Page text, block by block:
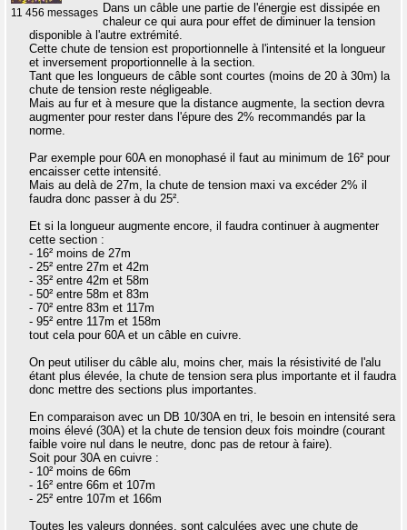
11 456 messages Dans un câble une partie de l'énergie est dissipée en
chaleur ce qui aura pour effet de diminuer la tension
disponible à l'autre extrémité.
Cette chute de tension est proportionnelle à l'intensité et la longueur
et inversement proportionnelle à la section.
Tant que les longueurs de câble sont courtes (moins de 20 à 30m) la
chute de tension reste négligeable.
Mais au fur et à mesure que la distance augmente, la section devra
augmenter pour rester dans l'épure des 2% recommandés par la
norme.
Par exemple pour 60A en monophasé il faut au minimum de 16² pour
encaisser cette intensité.
Mais au delà de 27m, la chute de tension maxi va excéder 2% il
faudra donc passer à du 25².
Et si la longueur augmente encore, il faudra continuer à augmenter
cette section :
- 16² moins de 27m
- 25² entre 27m et 42m
- 35² entre 42m et 58m
- 50² entre 58m et 83m
- 70² entre 83m et 117m
- 95² entre 117m et 158m
tout cela pour 60A et un câble en cuivre.
On peut utiliser du câble alu, moins cher, mais la résistivité de l'alu
étant plus élevée, la chute de tension sera plus importante et il faudra
donc mettre des sections plus importantes.
En comparaison avec un DB 10/30A en tri, le besoin en intensité sera
moins élevé (30A) et la chute de tension deux fois moindre (courant
faible voire nul dans le neutre, donc pas de retour à faire).
Soit pour 30A en cuivre :
- 10² moins de 66m
- 16² entre 66m et 107m
- 25² entre 107m et 166m
Toutes les valeurs données, sont calculées avec une chute de